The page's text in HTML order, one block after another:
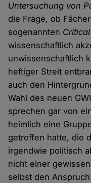
Untersuchung von
die Frage, ob
sogenannten
wissenschaftlich
unwissenschaftlich
heftiger Streit
auch den
Wahl des neuen
sprechen gar von
heimlich eine
getroffen hatte, die
irgendwie politisch
nicht einer
selbst den